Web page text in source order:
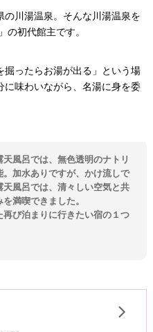
川湯温泉。そんな川湯温泉を
の初代館主です。
ったらお湯が出る」という場
に味わいながら、名湯に身を委
風呂では、無色透明のナトリ
加水ありですが、かけ流しで
風呂では、清々しい空気と共
満喫できました。
び泊まりに行きたい宿の１つ